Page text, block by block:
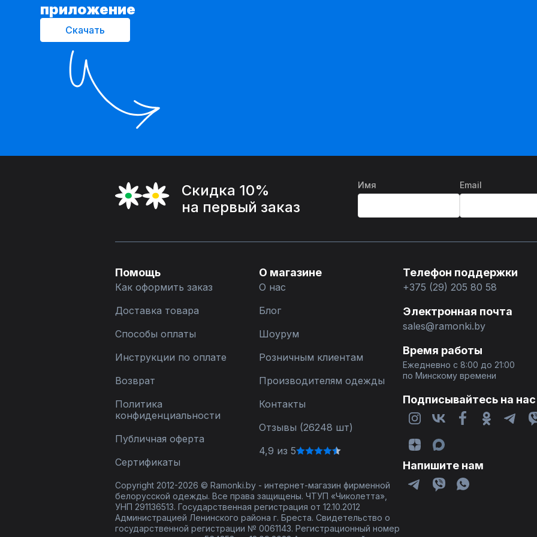
приложение
Скачать
Скидка 10%
на первый заказ
Имя Email
Помощь
Как оформить заказ
Доставка товара
Способы оплаты
Инструкции по оплате
Возврат
Политика
конфиденциальности
Публичная оферта
Сертификаты
О магазине
О нас
Блог
Шоурум
Розничным клиентам
Производителям одежды
Контакты
Отзывы (26248 шт)
4,9 из 5
Телефон поддержки
+375 (29) 205 80 58
Электронная почта
sales@ramonki.by
Время работы
Ежедневно с 8:00 до 21:00
по Минскому времени
Подписывайтесь на нас
Напишите нам
Copyright 2012-2026 © Ramonki.by - интернет-магазин фирменной
белорусской одежды. Все права защищены. ЧТУП «Чиколетта»,
УНП 291136513. Государственная регистрация от 12.10.2012
Администрацией Ленинского района г. Бреста. Свидетельство о
государственной регистрации № 0061143. Регистрационный номер